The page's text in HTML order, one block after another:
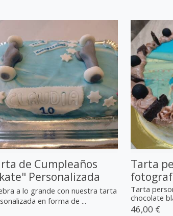
de Cumpleaños
Personalizada
a lo grande con nuestra tarta
en forma de ...
Tarta
Tarta
chocolate
46,00 €